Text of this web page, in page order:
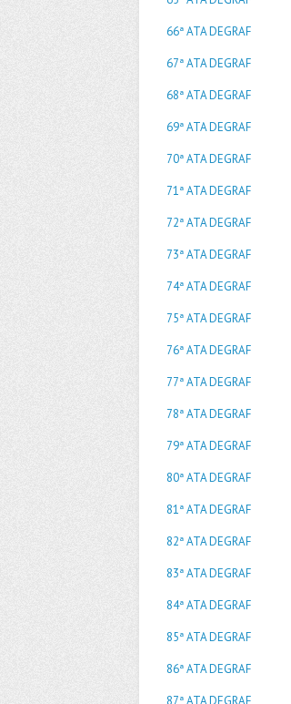
66ª ATA DEGRAF
67ª ATA DEGRAF
68ª ATA DEGRAF
69ª ATA DEGRAF
70ª ATA DEGRAF
71ª ATA DEGRAF
72ª ATA DEGRAF
73ª ATA DEGRAF
74ª ATA DEGRAF
75ª ATA DEGRAF
76ª ATA DEGRAF
77ª ATA DEGRAF
78ª ATA DEGRAF
79ª ATA DEGRAF
80ª ATA DEGRAF
81ª ATA DEGRAF
82ª ATA DEGRAF
83ª ATA DEGRAF
84ª ATA DEGRAF
85ª ATA DEGRAF
86ª ATA DEGRAF